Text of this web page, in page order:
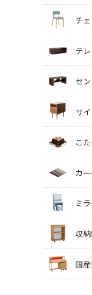
チ
テ
セ
サ
こ
カ
ミ
収
国